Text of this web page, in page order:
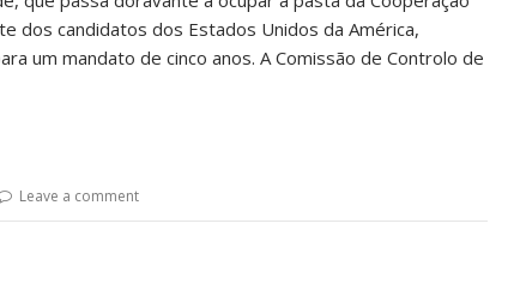
dos candidatos dos Estados Unidos da América,
um mandato de cinco anos. A Comissão de Controlo de
Leave a comment